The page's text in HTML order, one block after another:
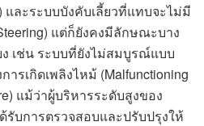
และระบบบังคับเลี้ยวที่แทบจะไม่มี
แต่ก็ยังคงมีลักษณะบาง
เช่น ระบบที่ยังไม่สมบูรณ์แบบ
ารเกิดเพลิงไหม้ (Malfunctioning
แม้ว่าผู้บริหารระดับสูงของ
รับการตรวจสอบและปรับปรุงให้